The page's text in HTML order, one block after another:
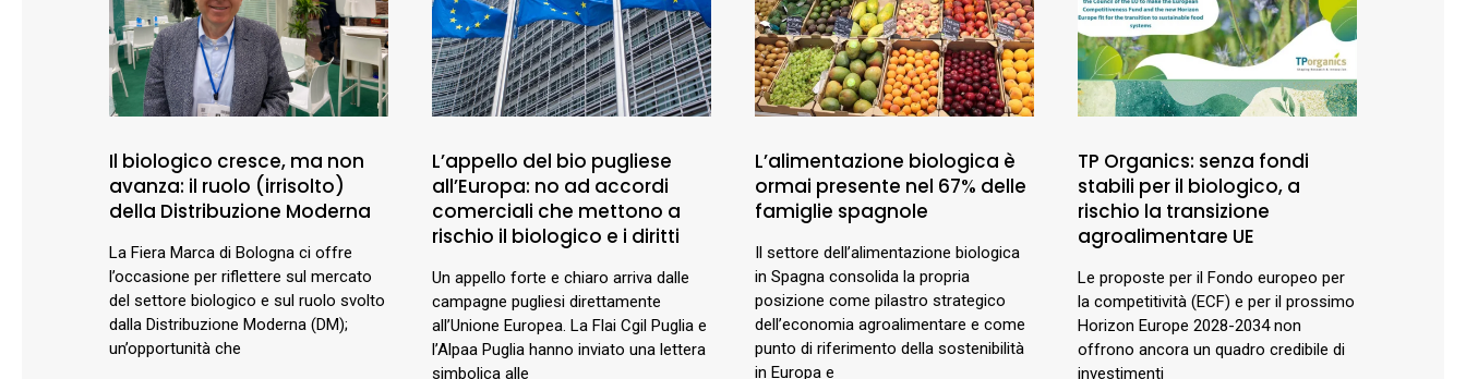
Il biologico cresce, ma non
avanza: il ruolo (irrisolto)
della Distribuzione Moderna
La Fiera Marca di Bologna ci offre
l’occasione per riflettere sul mercato
del settore biologico e sul ruolo svolto
dalla Distribuzione Moderna (DM);
un’opportunità che
L’appello del bio pugliese
all’Europa: no ad accordi
comerciali che mettono a
rischio il biologico e i diritti
Un appello forte e chiaro arriva dalle
campagne pugliesi direttamente
all’Unione Europea. La Flai Cgil Puglia e
l’Alpaa Puglia hanno inviato una lettera
simbolica alle
L’alimentazione biologica è
ormai presente nel 67% delle
famiglie spagnole
Il settore dell’alimentazione biologica
in Spagna consolida la propria
posizione come pilastro strategico
dell’economia agroalimentare e come
punto di riferimento della sostenibilità
in Europa e
TP Organics: senza fondi
stabili per il biologico, a
rischio la transizione
agroalimentare UE
Le proposte per il Fondo europeo per
la competitività (ECF) e per il prossimo
Horizon Europe 2028-2034 non
offrono ancora un quadro credibile di
investimenti